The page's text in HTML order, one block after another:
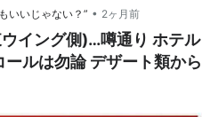
いいじゃない？” • 2ヶ月前
イング側)…噂通り ホテル
ルは勿論 デザート類から